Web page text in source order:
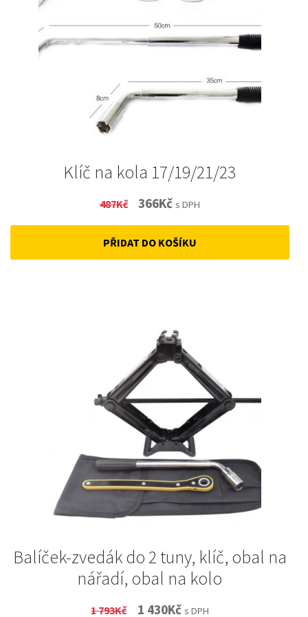
Klíč na kola 17/19/21/23
487Kč
Original
price
was:
366KčCurrent
price
is:
s DPH
PŘIDAT DO KOŠÍKU
Balíček-zvedák do 2 tuny, klíč, obal na
nářadí, obal na kolo
1 793Kč
Original
1 430KčCurrent
s DPH